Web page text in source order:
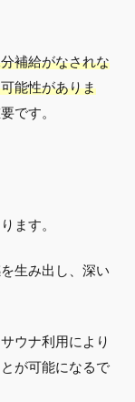
補給がなされな
能性がありま
です。
ます。
生み出し、深い
ウナ利用により
が可能になるで